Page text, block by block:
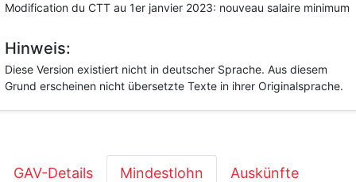
Modification du CTT au 1er janvier 2023: nouveau salaire minimum
Hinweis:
Diese Version existiert nicht in deutscher Sprache. Aus diesem
Grund erscheinen nicht übersetzte Texte in ihrer Originalsprache.
GAV-Details Mindestlohn Auskünfte